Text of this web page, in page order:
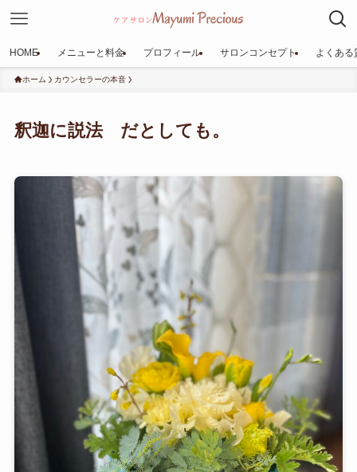
HOME メニューと料金 プロフィール サロンコンセプト よくある
ホーム カウンセラーの本音
釈迦に説法 だとしても。